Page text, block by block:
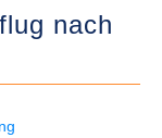
nach